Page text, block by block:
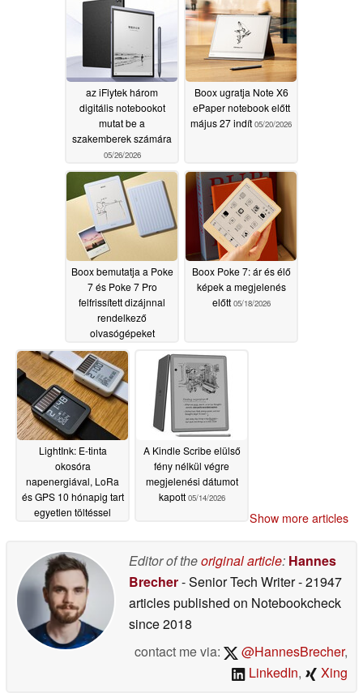
az iFlytek három
digitális notebookot
mutat be a
szakemberek számára
05/26/2026
Boox ugratja Note X6
ePaper notebook előtt
május 27 indít 05/20/2026
Boox bemutatja a Poke
7 és Poke 7 Pro
felfrissített dizájnnal
rendelkező
olvasógépeket
05/20/2026
Boox Poke 7: ár és élő
képek a megjelenés
előtt 05/18/2026
LightInk: E-tinta
okosóra
napenergiával, LoRa
és GPS 10 hónapig tart
egyetlen töltéssel
A Kindle Scribe elülső
fény nélkül végre
megjelenési dátumot
kapott 05/14/2026
Show more articles
Editor of theoriginal article: Hannes
Brecher- Senior Tech Writer- 21947
articles published on Notebookcheck
since 2018
contact me via:
@HannesBrecher,
LinkedIn, Xing